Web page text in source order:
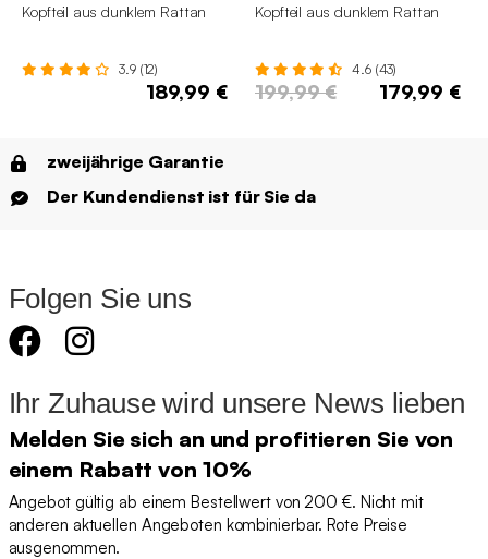
Kopfteil aus dunklem Rattan
3.9 (12)
189,99 €
Kopfteil aus dunklem Rattan
4.6 (43)
199,99 € 179,99 €
zweijährige Garantie
Der Kundendienst ist für Sie da
Folgen Sie uns
Ihr Zuhause wird unsere News lieben
Melden Sie sich an und profitieren Sie von
einem Rabatt von 10%
Angebot gültig ab einem Bestellwert von 200 €. Nicht mit
anderen aktuellen Angeboten kombinierbar. Rote Preise
ausgenommen.